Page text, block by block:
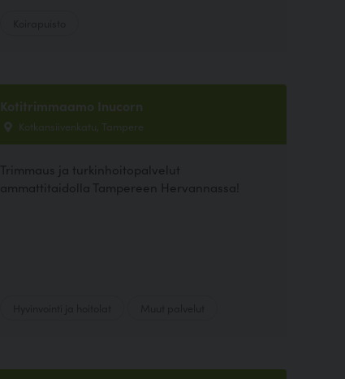
Kotitrimmaamo Inucorn
Kotkansiivenkatu, Tampere
Trimmaus ja turkinhoitopalvelut
ammattitaidolla Tampereen Hervannassa!